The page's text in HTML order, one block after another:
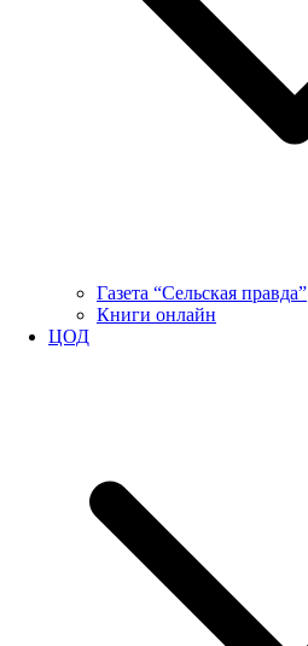
Газета “Сельская правда”
Книги онлайн
ЦОД